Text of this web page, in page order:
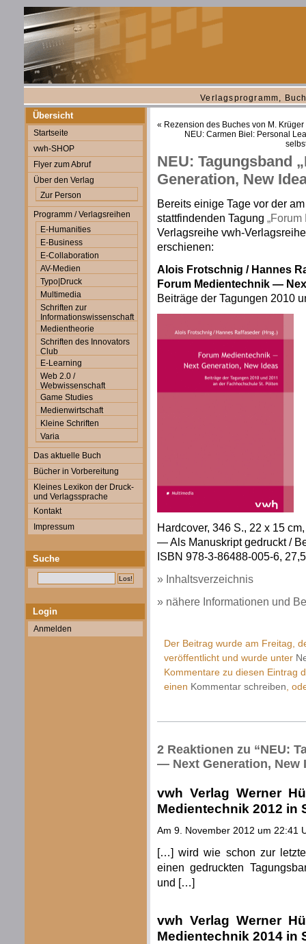
Verlagsprogramm,
Übersicht
Startseite
vwh-SHOP
Flyer zum Abruf
Über den Verlag
Zur Person
Programm / Verlagsreihen
E-Humanities
E-Business
E-Collaboration
AV-Medien
Typo|Druck
Multimedia
Schriften zur
Informationswissenschaft
Medientheorie
Schriften des Innovators
Club
E-Learning
Web 2.0 /
Webwissenschaft
Game Studies
Medienwirtschaft
Kleine Schriften
Varia
Das aktuelle Buch
Bücher in Vorbereitung
Kleines Lexikon der Druck-
und Verlagssprache
Kontakt
Impressum
Suche
Login
Anmelden
« Rezension des Buches von M.
NEU: Carmen Biel: Personal
NEU: Tagungsband
Generation, New
Bereits einige Tage vor der
stattfindenden Tagung „Forum
Verlagsreihe vwh-
erschienen:
Alois Frotschnig / Hannes
Forum Medientechnik —
Beiträge der Tagungen 2010
Hardcover, 346 S., 22 x 15
— Als Manuskript gedruckt /
ISBN 978-3-86488-005-6,
» Inhaltsverzeichnis
» nähere Informationen und
Der Beitrag wurde am Freitag,
veröffentlicht und wurde unter
Kommentare zu diesen Eintrag
einen Kommentar schreiben ,
2 Reaktionen zu “NEU:
— Next Generation, New
vwh Verlag Werner
Medientechnik 2012 in
Am 9. November 2012 um 22:41
[…] wird wie schon zur
einen gedruckten
und […]
vwh Verlag Werner
Medientechnik 2014 in